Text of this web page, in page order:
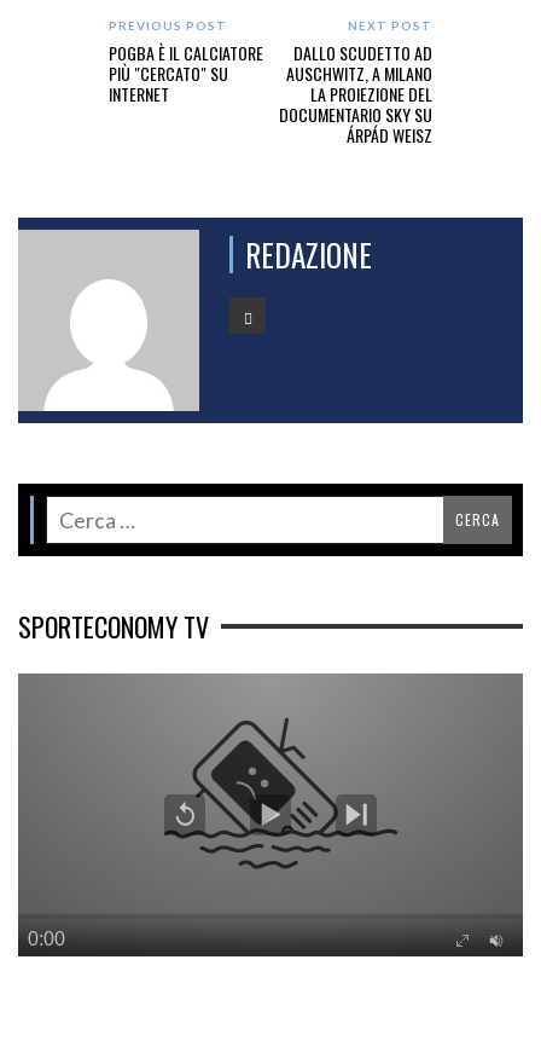
PREVIOUS POST
POGBA È IL CALCIATORE
PIÙ "CERCATO" SU
INTERNET
NEXT POST
DALLO SCUDETTO AD
AUSCHWITZ, A MILANO
LA PROIEZIONE DEL
DOCUMENTARIO SKY SU
ÁRPÁD WEISZ
REDAZIONE
SPORTECONOMY TV